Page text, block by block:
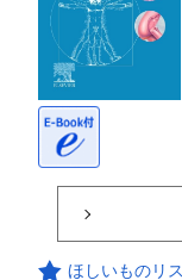
ほしいものリ